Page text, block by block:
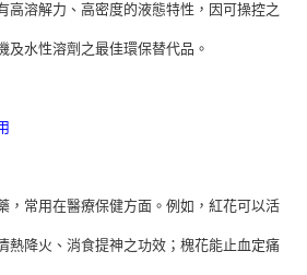
高溶解力、高密度的液態特性，因可操控之
及水性溶劑之最佳環保替代品。
，常用在醫療保健方面。例如，紅花可以活
熱降火、消食提神之功效；槐花能止血定痛